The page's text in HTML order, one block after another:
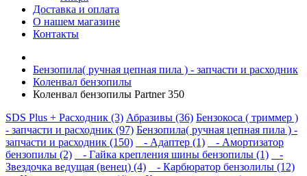
Доставка и оплата
О нашем магазине
Контакты
Бензопила( ручная цепная пила ) - запчасти и расходник
Коленвал бензопилы
Коленвал бензопилы Partner 350
SDS Plus + Расходник (3) Абразивы (36) Бензокоса ( триммер )
- запчасти и расходник (97) Бензопила( ручная цепная пила ) -
запчасти и расходник (150)
- Адаптер (1)
- Амортизатор
бензопилы (2)
- Гайка крепления шины бензопилы (1)
-
Звездочка ведущая (венец) (4)
- Карбюратор бензолилы (12)